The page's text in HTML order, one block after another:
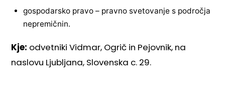
gospodarsko pravo – pravno svetovanje s področja
nepremičnin.
Kje: odvetniki Vidmar, Ogrič in Pejovnik, na
naslovu Ljubljana, Slovenska c. 29.